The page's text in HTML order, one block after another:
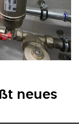
neues